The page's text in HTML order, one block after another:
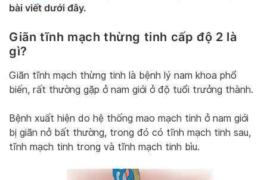
bài viết dưới đây.
Giãn tĩnh mạch thừng tinh cấp độ 2 là
gì?
Giãn tĩnh mạch thừng tinh là bệnh lý nam khoa phổ
biến, rất thường gặp ở nam giới ở độ tuổi trưởng thành.
Bệnh xuất hiện do hệ thống mao mạch tinh ở nam giới
bị giãn nở bất thường, trong đó có tĩnh mạch tinh sau,
tĩnh mạch tinh trong và tĩnh mạch tinh bìu.